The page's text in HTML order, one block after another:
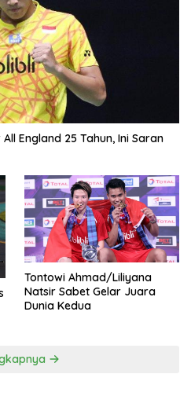
England 25 Tahun, Ini Saran
Tontowi Ahmad/Liliyana
Natsir Sabet Gelar Juara
Dunia Kedua